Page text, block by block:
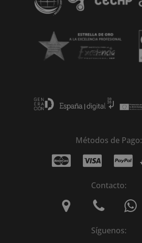
Métodos de Pago:
Contacto:
Síguenos: